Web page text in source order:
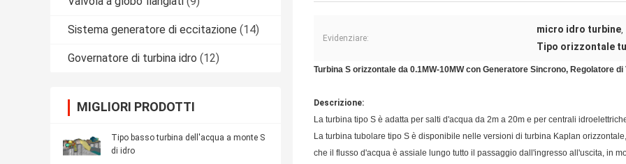
Sistema generatore di eccitazione (14)
Governatore di turbina idro (12)
MIGLIORI PRODOTTI
Tipo basso turbina dell'acqua a monte S
di idro
Evidenziare:
micro idro turbine,
Tipo orizzontale
Turbina S orizzontale da 0.1MW-10MW con Generatore Sincrono, Regolatore
Descrizione:
La turbina tipo S è adatta per salti d'acqua da 2m a 20m e per centrali
La turbina tubolare tipo S è disponibile nelle versioni di turbina Kaplan
che il flusso d'acqua è assiale lungo tutto il passaggio dall'ingresso all'uscita, in